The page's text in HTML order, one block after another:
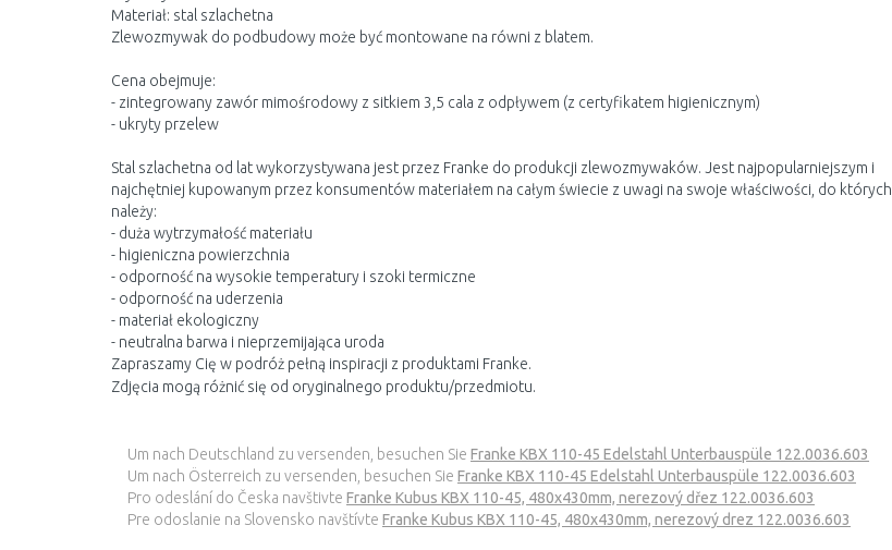
Materiał: stal szlachetna
Zlewozmywak do podbudowy może być montowane na równi z blatem.
Cena obejmuje:
- zintegrowany zawór mimośrodowy z sitkiem 3,5 cala z odpływem (z certyfikatem higienicznym)
- ukryty przelew
Stal szlachetna od lat wykorzystywana jest przez Franke do produkcji zlewozmywaków. Jest najpopularniejszym i
najchętniej kupowanym przez konsumentów materiałem na całym świecie z uwagi na swoje właściwości, do których
należy:
- duża wytrzymałość materiału
- higieniczna powierzchnia
- odporność na wysokie temperatury i szoki termiczne
- odporność na uderzenia
- materiał ekologiczny
- neutralna barwa i nieprzemijająca uroda
Zapraszamy Cię w podróż pełną inspiracji z produktami Franke.
Zdjęcia mogą różnić się od oryginalnego produktu/przedmiotu.
Um nach Deutschland zu versenden, besuchen Sie Franke KBX 110-45 Edelstahl Unterbauspüle 122.0036.603
Um nach Österreich zu versenden, besuchen Sie Franke KBX 110-45 Edelstahl Unterbauspüle 122.0036.603
Pro odeslání do Česka navštivte Franke Kubus KBX 110-45, 480x430mm, nerezový dřez 122.0036.603
Pre odoslanie na Slovensko navštívte Franke Kubus KBX 110-45, 480x430mm, nerezový drez 122.0036.603